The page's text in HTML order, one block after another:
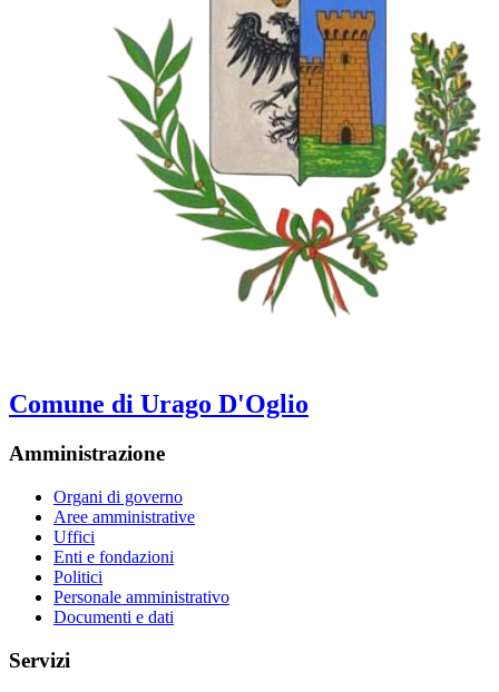
Comune di Urago D'Oglio
Amministrazione
Organi di governo
Aree amministrative
Uffici
Enti e fondazioni
Politici
Personale amministrativo
Documenti e dati
Servizi